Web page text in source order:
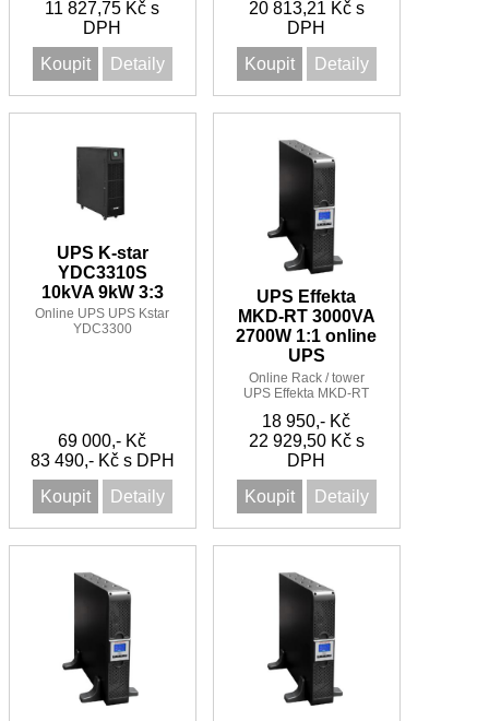
11 827,75 Kč s
DPH
Koupit
Detaily
20 813,21 Kč s
DPH
Koupit
Detaily
UPS K-star
YDC3310S
10kVA 9kW 3:3
Online UPS UPS Kstar
YDC3300
69 000,- Kč
83 490,- Kč s DPH
Koupit
Detaily
UPS Effekta
MKD-RT 3000VA
2700W 1:1 online
UPS
Online Rack / tower
UPS Effekta MKD-RT
18 950,- Kč
22 929,50 Kč s
DPH
Koupit
Detaily